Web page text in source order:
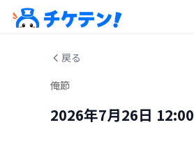
戻る
俺節
2026年7月26日 12:00